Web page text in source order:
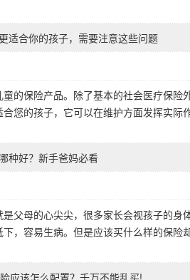
适合你的孩子，需要注意这些问题
的保险产品。除了基本的社会医疗保
您的孩子，它可以在维护方面发挥实
种好？新手爸妈必看
父母的心尖尖，很多家长会视孩子的
，容易生病。但是应该买什么样的保
应该怎么配置？千万不能乱买!